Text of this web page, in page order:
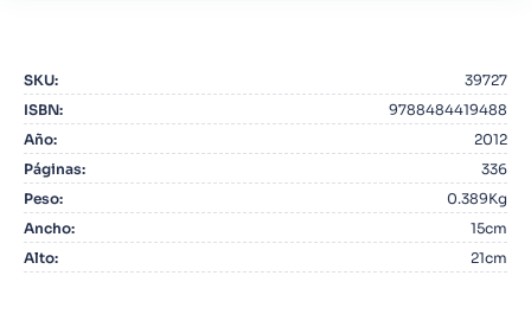
SKU:
39727
ISBN:
9788484419488
Año:
2012
Páginas:
336
Peso:
0.389Kg
Ancho:
15cm
Alto: 21cm
2. Blue Lock
3.
4. Odisea
5. Manga
6.